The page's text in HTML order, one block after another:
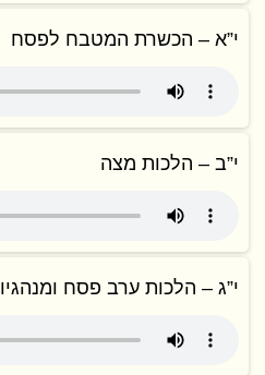
י”א – הכשרת המטבח לפסח
י”ב – הלכות מצה
י”ג – הלכות ערב פסח ומנהגיו